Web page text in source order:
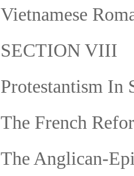
Vietnamese
SECTION VIII
Protestantism In
The French
The Anglican-